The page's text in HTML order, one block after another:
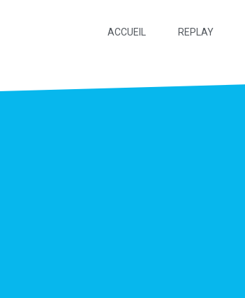
ACCUEIL REPLAY